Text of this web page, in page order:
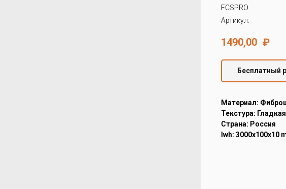
FCSPRO
Артикул:
1490,00 ₽
Бесплатный
Материал:
Текстура: Гладкая
Страна: Россия
lwh: 3000x100x10